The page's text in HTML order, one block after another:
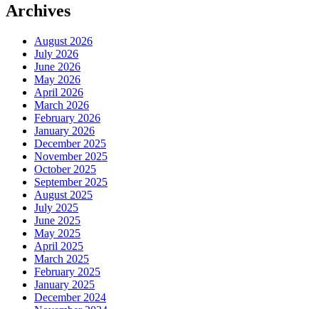
Archives
August 2026
July 2026
June 2026
May 2026
April 2026
March 2026
February 2026
January 2026
December 2025
November 2025
October 2025
September 2025
August 2025
July 2025
June 2025
May 2025
April 2025
March 2025
February 2025
January 2025
December 2024